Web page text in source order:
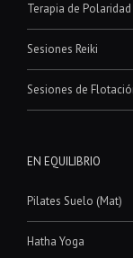
Terapia de Polaridad
Sesiones Reiki
Sesiones de
EN EQUILIBRIO
Pilates Suelo (Mat)
Hatha Yoga